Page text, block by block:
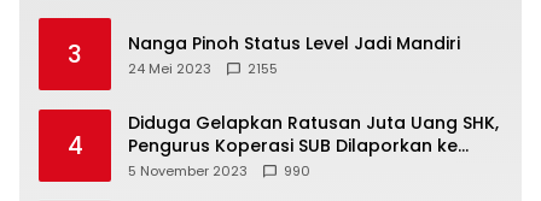
3 Nanga Pinoh Status Level Jadi Mandiri
24 Mei 2023 2155
4
Diduga Gelapkan Ratusan Juta Uang SHK,
Pengurus Koperasi SUB Dilaporkan ke
Polisi
5 November 2023 990